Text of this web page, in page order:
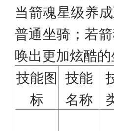
当箭魂星级养
普通坐骑；若
唤出更加炫酷的
技能图
标
技能
名称